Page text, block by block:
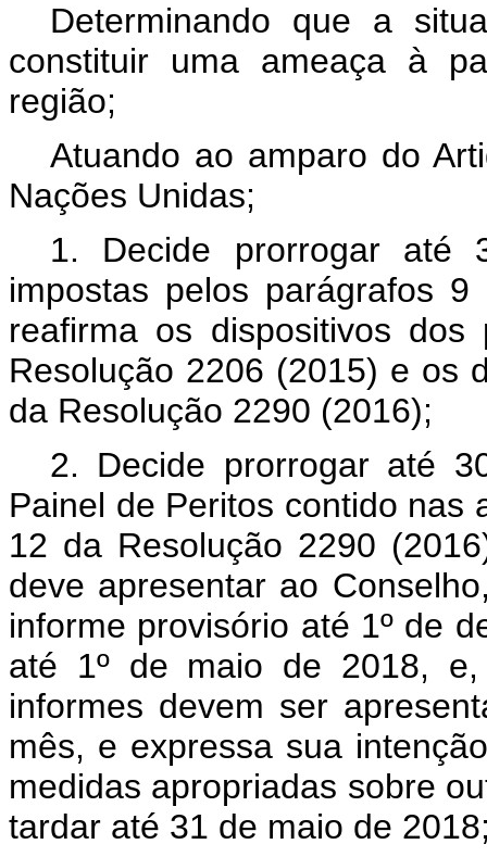
Determinando que a
constituir uma ameaça à
região;
Atuando ao amparo do
Nações Unidas;
1. Decide prorrogar até
impostas pelos parágrafos
reafirma os dispositivos
Resolução 2206 (2015) e os
da Resolução 2290 (2016);
2. Decide prorrogar até
Painel de Peritos contido
12 da Resolução 2290
deve apresentar ao
informe provisório até 1º de
até 1º de maio de 2018,
informes devem ser
mês, e expressa sua
medidas apropriadas sobre
tardar até 31 de maio de